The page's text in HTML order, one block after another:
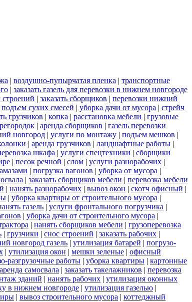
| воздушно-пупырчатая пленка | транспортные
| заказать газель для перевозки в нижнем новгороде
| заказать сборщиков | перевозки нижний
подъем сухих смесей | уборка дачи от мусора | стрейч
грузчиков | копка | расстановка мебели | грузовые
| аренда сборщиков | газель перевозки
новгород | услуги по монтажу | подъем мешков |
| аренда грузчиков | ландшафтные работы |
шкафа | услуги спецтехники | сборщики
| песок речной | слом | услуги разнорабочих |
| погрузка вагонов | уборка от мусора |
| заказать сборщиков мебели | перевозка мебели
| нанять разнорабочих | вывоз окон | скотч офисный |
| уборка квартиры от строительного мусора |
газель | услуги фронтального погрузчика |
| уборка дачи от строительного мусора |
| нанять сборщиков мебели | грузоперевозка
| грузчики | снос строений | заказать рабочих |
новгород газель | утилизация батарей | погрузо-
| утилизация окон | мешки зеленые | офисный
разгрузочные работы | уборка квартиры | картонные
аренда самосвала | заказать такелажников | перевозка
зданий | нанять рабочих | утилизация оконных
в нижнем новгороде | утилизация газелью |
| вывоз строительного мусора | коттеджный